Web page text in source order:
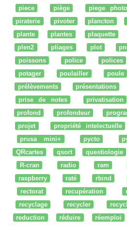
piece
piège piege photo
piraterie
pivoter plancton
plante
plantes plaquette
plen2
pliages plot
poissons
police polices
potager
poulailler poule
prélèvements
présentations
prise de notes
privatisation
profond
profondeur
projet
propriété intelectuelle
prusa mini+
pycto
QRcartes
qsort questiologie
R-cran
radio ram
raspberry
raté rbind
rectorat
recupération
recyclage
recycler
reduction
réduire réemploi